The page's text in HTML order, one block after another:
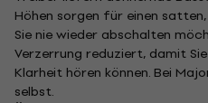
Höhen sorgen für einen
Sie nie wieder abschalten
Verzerrung reduziert, damit
Klarheit hören können. Bei
selbst.